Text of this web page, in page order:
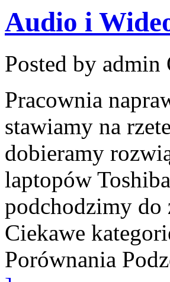
Audio i
Posted by admin
Pracownia
stawiamy na
dobieramy
laptopów
podchodzimy do
Ciekawe
Porównania